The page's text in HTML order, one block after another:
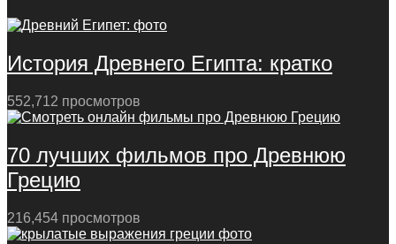
История Древнего Египта: кратко
552,712 просмотров
70 лучших фильмов про Древнюю
Грецию
216,454 просмотров